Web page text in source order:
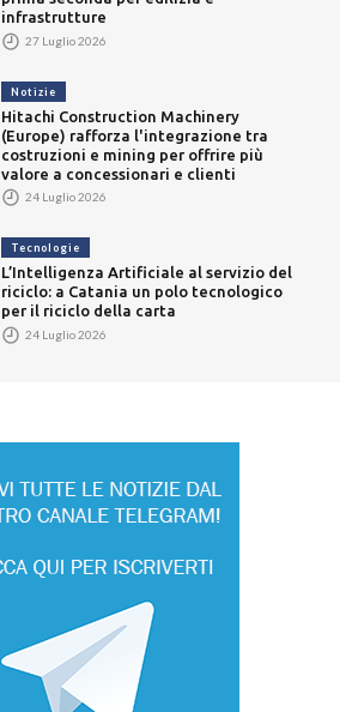
infrastrutture
27 Luglio 2026
Notizie
Hitachi Construction Machinery
(Europe) rafforza l'integrazione tra
costruzioni e mining per offrire più
valore a concessionari e clienti
24 Luglio 2026
Tecnologie
L’Intelligenza Artificiale al servizio del
riciclo: a Catania un polo tecnologico
per il riciclo della carta
24 Luglio 2026